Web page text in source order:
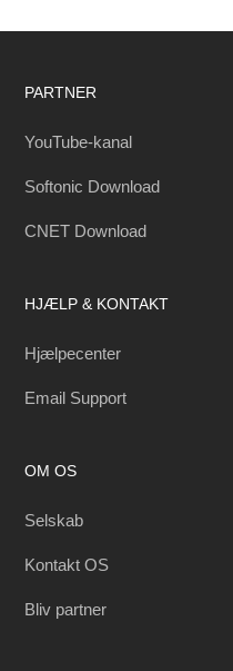
PARTNER
YouTube-kanal
Softonic Download
CNET Download
HJÆLP & KONTAKT
Hjælpecenter
Email Support
OM OS
Selskab
Kontakt OS
Bliv partner